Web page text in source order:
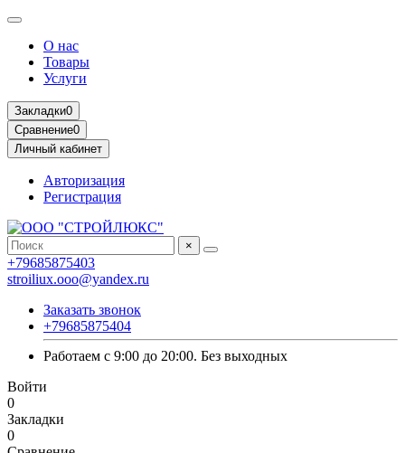
О нас
Товары
Услуги
Закладки0
Сравнение0
Личный кабинет
Авторизация
Регистрация
×
+79685875403
stroiliux.ooo@yandex.ru
Заказать звонок
+79685875404
Работаем с 9:00 до 20:00. Без выходных
Войти
0
Закладки
0